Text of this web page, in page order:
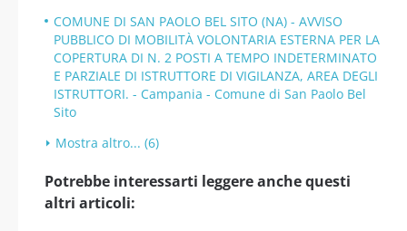
COMUNE DI SAN PAOLO BEL SITO (NA) - AVVISO
PUBBLICO DI MOBILITÀ VOLONTARIA ESTERNA PER LA
COPERTURA DI N. 2 POSTI A TEMPO INDETERMINATO
E PARZIALE DI ISTRUTTORE DI VIGILANZA, AREA DEGLI
ISTRUTTORI. - Campania - Comune di San Paolo Bel
Sito
Mostra altro... (6)
Potrebbe interessarti leggere anche questi
altri articoli: